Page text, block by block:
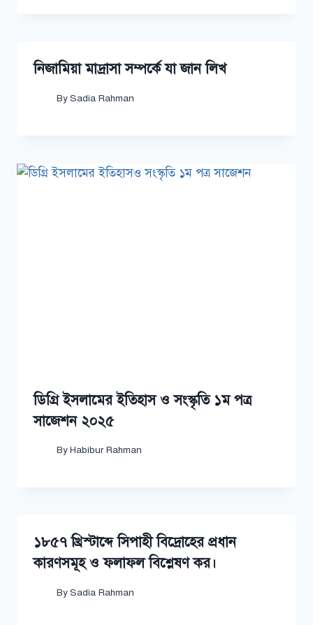
নিজামিয়া মাদ্রাসা সম্পর্কে যা জান লিখ
BySadia Rahman
ডিগ্রি ইসলামের ইতিহাস ও সংস্কৃতি ১ম পত্র
সাজেশন ২০২৫
ByHabibur Rahman
১৮৫৭ খ্রিস্টাব্দে সিপাহী বিদ্রোহের প্রধান
কারণসমূহ ও ফলাফল বিশ্লেষণ কর।
BySadia Rahman